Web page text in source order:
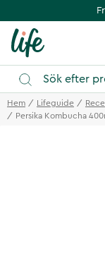
Hem Lifeguide
Persika Kombucha